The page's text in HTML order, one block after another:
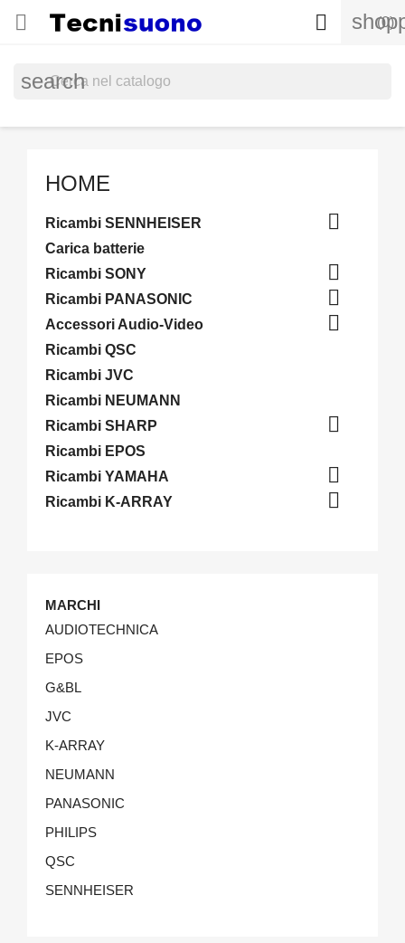
 (0)

search
HOME
Ricambi SENNHEISER 
Carica batterie
Ricambi SONY

Ricambi PANASONIC 
Accessori Audio-Video 
Ricambi QSC
Ricambi JVC
Ricambi NEUMANN
Ricambi SHARP

Ricambi EPOS
Ricambi YAMAHA

Ricambi K-ARRAY 
MARCHI
AUDIOTECHNICA
EPOS
G&BL
JVC
K-ARRAY
NEUMANN
PANASONIC
PHILIPS
QSC
SENNHEISER